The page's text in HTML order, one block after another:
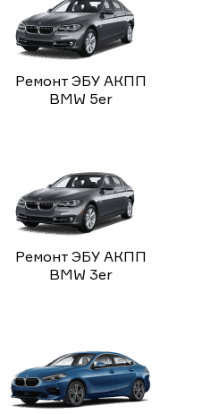
Ремонт ЭБУ АКПП
BMW 5er
Ремонт ЭБУ АКПП
BMW 3er